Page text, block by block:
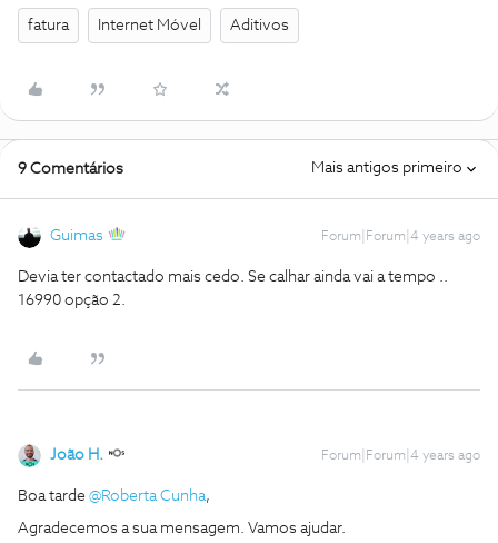
fatura Internet Móvel Aditivos
9 Comentários Mais antigos primeiro
Guimas Forum|Forum|4 years ago
Devia ter contactado mais cedo. Se calhar ainda vai a tempo ..
16990 opção 2.
João H. Forum|Forum|4 years ago
Boa tarde @Roberta Cunha,
Agradecemos a sua mensagem. Vamos ajudar.